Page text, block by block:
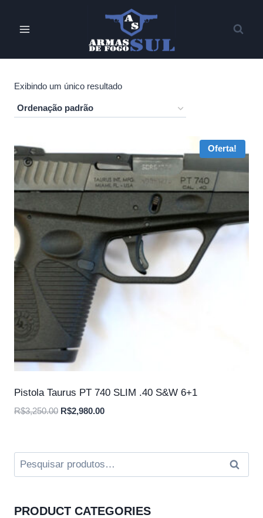
Exibindo um único resultado
Oferta!
Pistola Taurus PT 740 SLIM .40 S&W 6+1
R$3,250.00 O
era:
R$3,250.00.
R$2,980.00O
é:
R$2,980.00.
Pesquisar
por:
PRODUCT CATEGORIES